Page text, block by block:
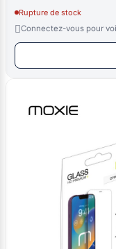
Rupture de stock
Connectez-vous pour